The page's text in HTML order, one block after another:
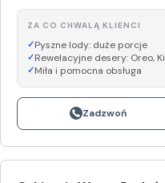
ZA CO CHWALĄ KLIENCI
Pyszne lody: duże porcje
Rewelacyjne desery: Oreo,
Miła i pomocna obsługa
Zadzwoń